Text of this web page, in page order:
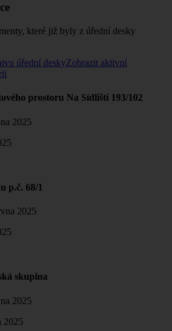
které již byly z úřední desky
úřední deskyZobrazit aktivní
prostoru Na Sídlišti 193/102
2025
p.č. 68/1
2025
skupina
2025
2025